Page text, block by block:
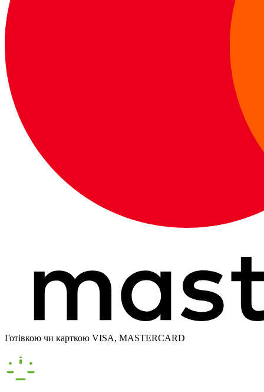
Готівкою чи карткою VISA, MASTERCARD